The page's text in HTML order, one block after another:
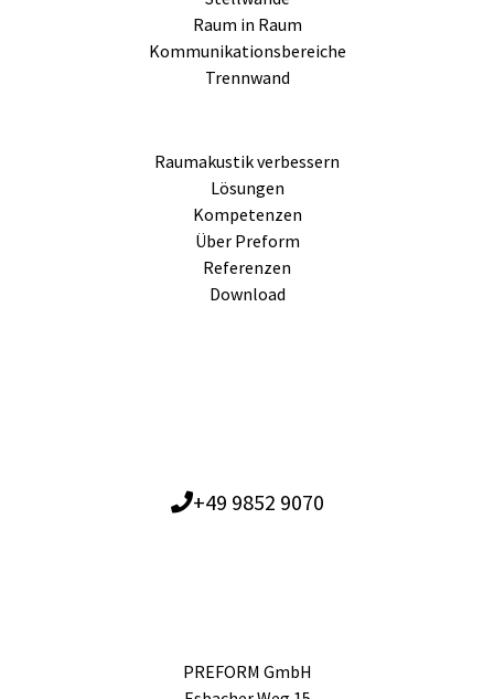
Raum in Raum
Kommunikationsbereiche
Trennwand
Raumakustik verbessern
Lösungen
Kompetenzen
Über Preform
Referenzen
Download
+49 9852 9070
PREFORM GmbH